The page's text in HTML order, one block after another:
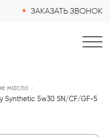
ЗАКАЗАТЬ ЗВОНОК
масло
Synthetic 5w30 SN/CF/GF-5